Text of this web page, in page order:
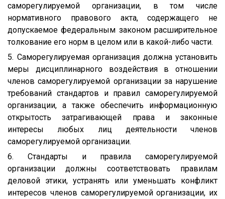
саморегулируемой организации, в том числе
нормативного правового акта, содержащего не
допускаемое федеральным законом расширительное
толкование его норм в целом или в какой-либо части.
5. Саморегулируемая организация должна установить
меры дисциплинарного воздействия в отношении
членов саморегулируемой организации за нарушение
требований стандартов и правил саморегулируемой
организации, а также обеспечить информационную
открытость затрагивающей права и законные
интересы любых лиц деятельности членов
саморегулируемой организации.
6. Стандарты и правила саморегулируемой
организации должны соответствовать правилам
деловой этики, устранять или уменьшать конфликт
интересов членов саморегулируемой организации, их